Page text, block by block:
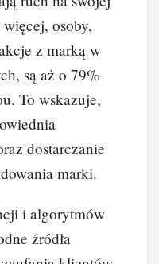
osoby,
z marką w
są aż o 79%
To wskazuje,
dostarczanie
marki.
i algorytmów
źródła